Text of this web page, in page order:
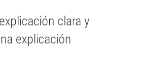
clara y
explicación